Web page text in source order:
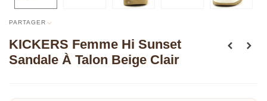
PARTAGER
KICKERS Femme Hi Sunset
Sandale À Talon Beige Clair